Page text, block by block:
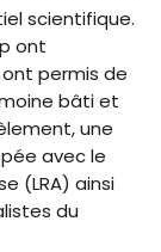
scientifique.
ont
permis de
bâti et
une
avec le
(LRA) ainsi
du